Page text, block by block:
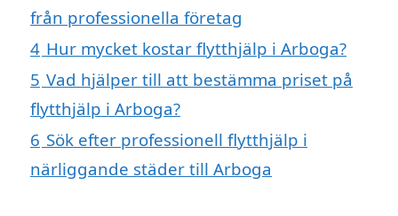
från professionella företag
4 Hur mycket kostar flytthjälp i Arboga?
5 Vad hjälper till att bestämma priset på
flytthjälp i Arboga?
6 Sök efter professionell flytthjälp i
närliggande städer till Arboga